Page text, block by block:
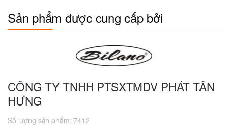
Sản phẩm được cung cấp bởi
CÔNG TY TNHH PTSXTMDV PHÁT TÂN
HƯNG
Số lượng sản phẩm:7412